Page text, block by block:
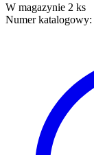
W magazynie 2 ks
Numer katalogowy: